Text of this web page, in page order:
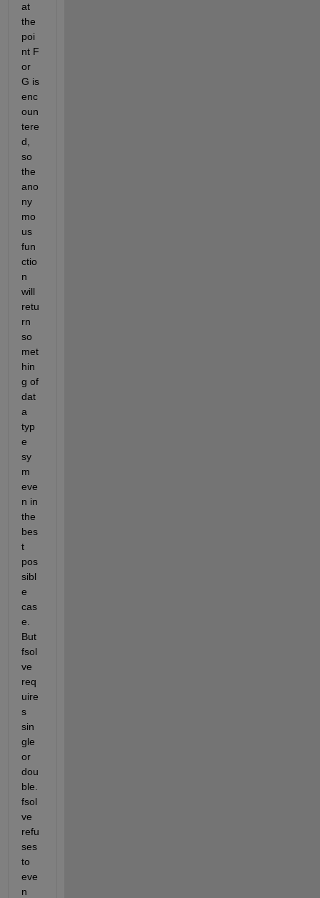
at
the
poi
nt F
or
G is
enc
oun
tere
d,
so
the
ano
ny
mo
us
fun
ctio
n
will
retu
rn
so
met
hin
g of
dat
a
typ
e
sy
m
eve
n in
the
bes
t
pos
sibl
e
cas
e.
But
fsol
ve
req
uire
s
sin
gle
or
dou
ble.
fsol
ve
refu
ses
to
eve
n